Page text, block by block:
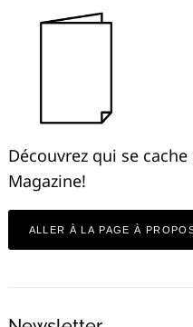
Découvrez qui se
Magazine!
ALLER À LA PAGE À